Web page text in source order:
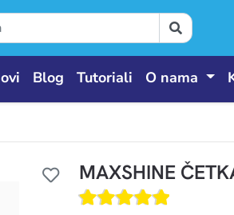
Blog Tutoriali O nama
MAXSHINE